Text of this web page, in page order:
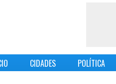
CIDADES POLÍTICA